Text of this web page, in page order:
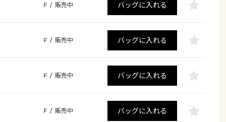
F / 販売中 バッグに入れる
F / 販売中 バッグに入れる
F / 販売中 バッグに入れる
F / 販売中 バッグに入れる